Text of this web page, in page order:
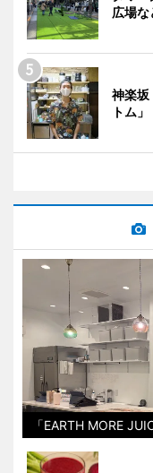
広場な
神楽坂
トム
「EARTH MORE